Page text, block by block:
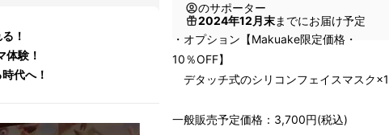
！
験！
代へ！
のサポーター
2024年12月末までにお届け予定
・オプション【Makuake限定価格・
10％OFF】
デタッチ式のシリコンフェイスマスク×1
一般販売予定価格：3,700円(税込)